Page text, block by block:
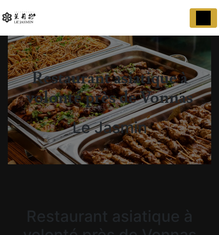
Restaurant asiatique à
volonté près de Vonnas
Le Jasmin
Restaurant asiatique à